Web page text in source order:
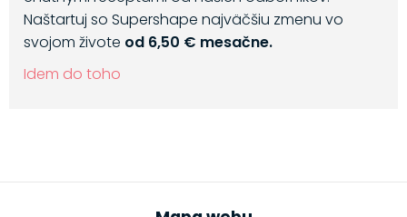
Naštartuj so Supershape najväčšiu zmenu vo
svojom živote od 6,50 € mesačne.
Idem do toho